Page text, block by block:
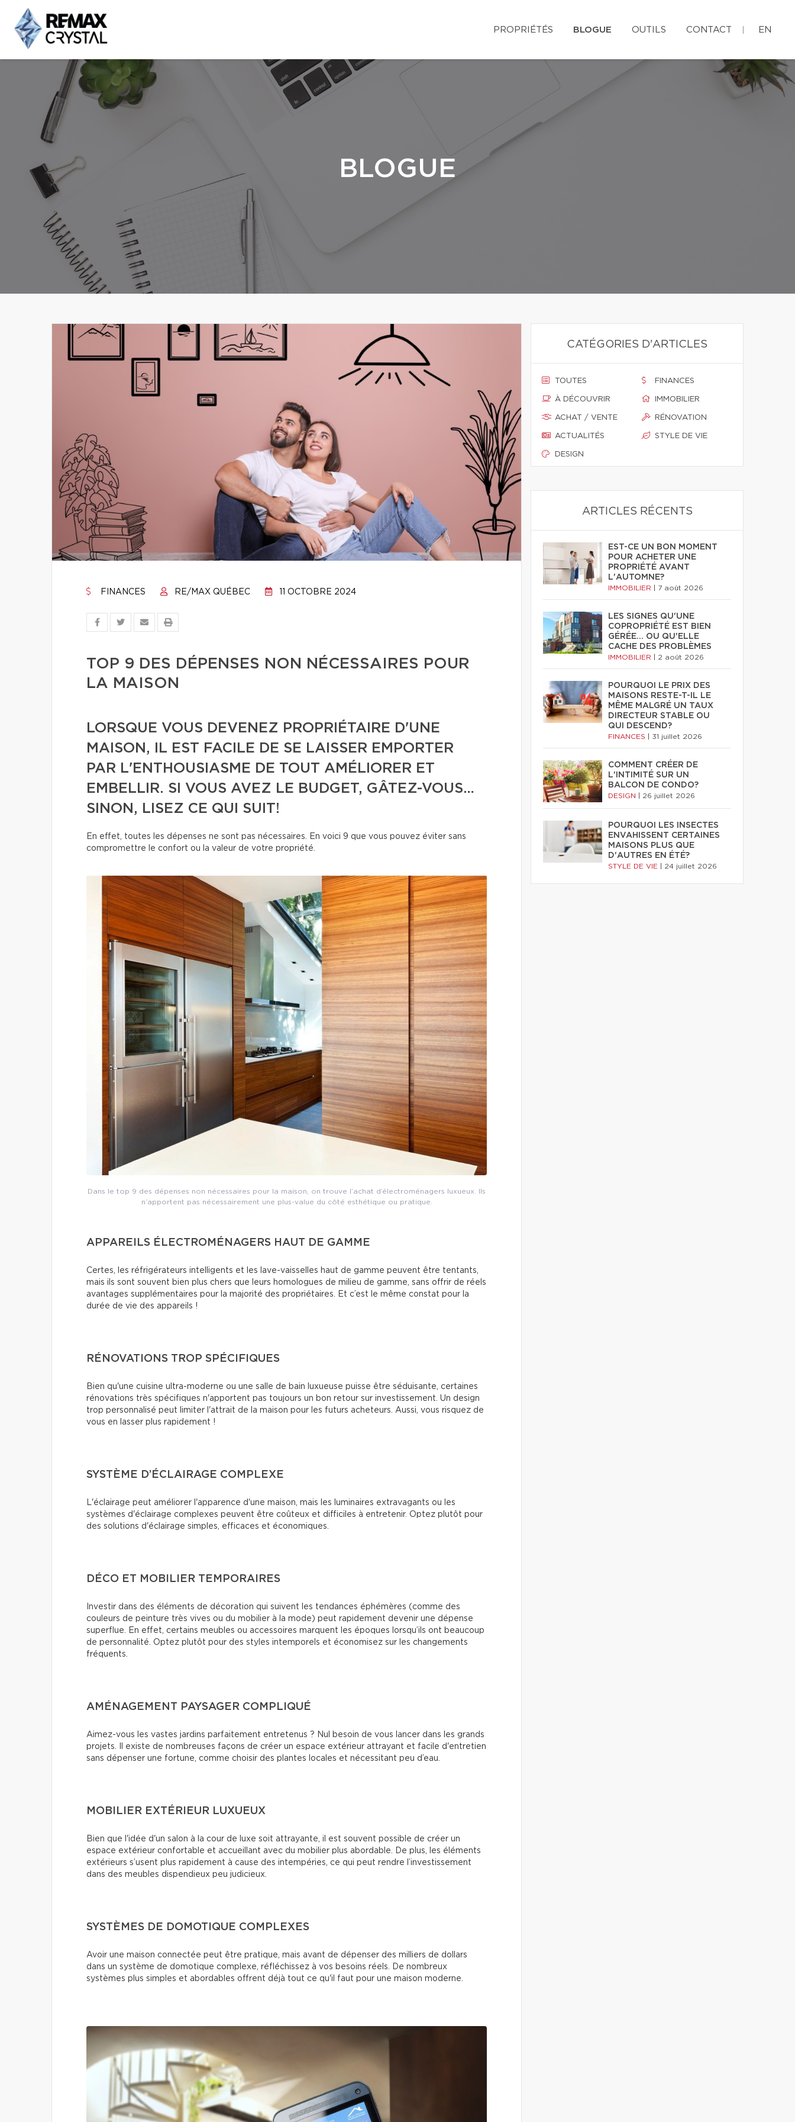
PROPRIÉTÉS BLOGUE OUTILS CONTACT EN
BLOGUE
FINANCES RE/MAX QUÉBEC 11 OCTOBRE 2024
TOP 9 DES DÉPENSES NON NÉCESSAIRES POUR
LA MAISON
LORSQUE VOUS DEVENEZ PROPRIÉTAIRE D'UNE
MAISON, IL EST FACILE DE SE LAISSER EMPORTER
PAR L'ENTHOUSIASME DE TOUT AMÉLIORER ET
EMBELLIR. SI VOUS AVEZ LE BUDGET, GÂTEZ-VOUS…
SINON, LISEZ CE QUI SUIT!
En effet, toutes les dépenses ne sont pas nécessaires. En voici 9 que vous pouvez éviter sans
compromettre le confort ou la valeur de votre propriété.
Dans le top 9 des dépenses non nécessaires pour la maison, on trouve l’achat d’électroménagers luxueux. Ils
n’apportent pas nécessairement une plus-value du côté esthétique ou pratique.
APPAREILS ÉLECTROMÉNAGERS HAUT DE GAMME
Certes, les réfrigérateurs intelligents et les lave-vaisselles haut de gamme peuvent être tentants,
mais ils sont souvent bien plus chers que leurs homologues de milieu de gamme, sans offrir de réels
avantages supplémentaires pour la majorité des propriétaires. Et c’est le même constat pour la
durée de vie des appareils !
RÉNOVATIONS TROP SPÉCIFIQUES
Bien qu'une cuisine ultra-moderne ou une salle de bain luxueuse puisse être séduisante, certaines
rénovations très spécifiques n'apportent pas toujours un bon retour sur investissement. Un design
trop personnalisé peut limiter l'attrait de la maison pour les futurs acheteurs. Aussi, vous risquez de
vous en lasser plus rapidement !
SYSTÈME D’ÉCLAIRAGE COMPLEXE
L'éclairage peut améliorer l'apparence d'une maison, mais les luminaires extravagants ou les
systèmes d'éclairage complexes peuvent être coûteux et difficiles à entretenir. Optez plutôt pour
des solutions d'éclairage simples, efficaces et économiques.
DÉCO ET MOBILIER TEMPORAIRES
Investir dans des éléments de décoration qui suivent les tendances éphémères (comme des
couleurs de peinture très vives ou du mobilier à la mode) peut rapidement devenir une dépense
superflue. En effet, certains meubles ou accessoires marquent les époques lorsqu’ils ont beaucoup
de personnalité. Optez plutôt pour des styles intemporels et économisez sur les changements
fréquents.
AMÉNAGEMENT PAYSAGER COMPLIQUÉ
Aimez-vous les vastes jardins parfaitement entretenus ? Nul besoin de vous lancer dans les grands
projets. Il existe de nombreuses façons de créer un espace extérieur attrayant et facile d'entretien
sans dépenser une fortune, comme choisir des plantes locales et nécessitant peu d’eau.
MOBILIER EXTÉRIEUR LUXUEUX
Bien que l'idée d'un salon à la cour de luxe soit attrayante, il est souvent possible de créer un
espace extérieur confortable et accueillant avec du mobilier plus abordable. De plus, les éléments
extérieurs s’usent plus rapidement à cause des intempéries, ce qui peut rendre l’investissement
dans des meubles dispendieux peu judicieux.
SYSTÈMES DE DOMOTIQUE COMPLEXES
Avoir une maison connectée peut être pratique, mais avant de dépenser des milliers de dollars
dans un système de domotique complexe, réfléchissez à vos besoins réels. De nombreux
systèmes plus simples et abordables offrent déjà tout ce qu'il faut pour une maison moderne.
CATÉGORIES D'ARTICLES
TOUTES
À DÉCOUVRIR
ACHAT / VENTE
ACTUALITÉS
DESIGN
FINANCES
IMMOBILIER
RÉNOVATION
STYLE DE VIE
ARTICLES RÉCENTS
EST-CE UN BON MOMENT
POUR ACHETER UNE
PROPRIÉTÉ AVANT
L'AUTOMNE?
IMMOBILIER 7 août 2026
LES SIGNES QU'UNE
COPROPRIÉTÉ EST BIEN
GÉRÉE… OU QU'ELLE
CACHE DES PROBLÈMES
IMMOBILIER 2 août 2026
POURQUOI LE PRIX DES
MAISONS RESTE-T-IL LE
MÊME MALGRÉ UN TAUX
DIRECTEUR STABLE OU
QUI DESCEND?
FINANCES 31 juillet 2026
COMMENT CRÉER DE
L'INTIMITÉ SUR UN
BALCON DE CONDO?
DESIGN 26 juillet 2026
POURQUOI LES INSECTES
ENVAHISSENT CERTAINES
MAISONS PLUS QUE
D'AUTRES EN ÉTÉ?
STYLE DE VIE 24 juillet 2026